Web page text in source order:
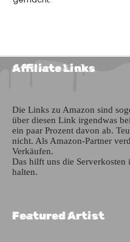
Affiliate Links
Die Links zu Amazon sind
über diesen Link irgendwas
ein paar Prozent davon ab.
nicht. Als Amazon-Partner
Verkäufen.
Das hilft uns die Serverkosten
halten.
Featured Artist